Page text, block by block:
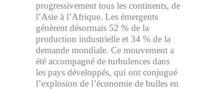
progressivement tous les continents, de
l’Asie à l’Afrique. Les émergents
génèrent désormais 52 % de la
production industrielle et 34 % de la
demande mondiale. Ce mouvement a
été accompagné de turbulences dans
les pays développés, qui ont conjugué
l’explosion de l’économie de bulles en